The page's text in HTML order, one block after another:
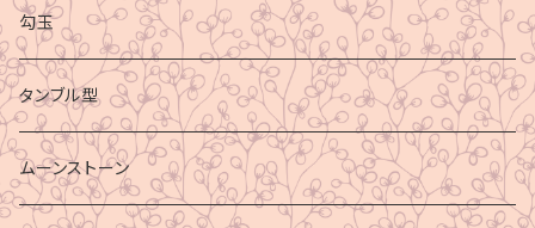
勾玉
タンブル型
ムーンストーン